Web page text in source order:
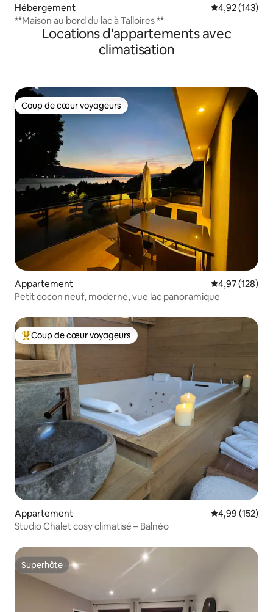
Hébergement Évaluation
4,92 (143)
**Maison au bord du lac à Talloires **
Locations d'appartements avec
climatisation
Coup de cœur voyageurs
Coup de cœur voyageurs
Appartement Évaluation
4,97 (128)
Petit cocon neuf, moderne, vue lac panoramique
Coups de cœur voyageurs les plus appréciés
Coup de cœur voyageurs
Appartement Évaluation
4,99 (152)
Studio Chalet cosy climatisé – Balnéo
Superhôte
Superhôte